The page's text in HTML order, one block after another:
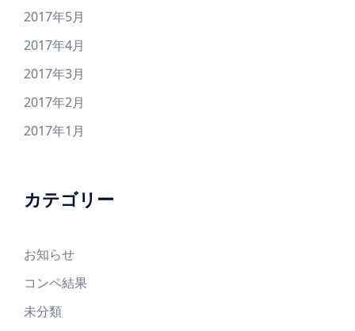
2017年5月
2017年4月
2017年3月
2017年2月
2017年1月
カテゴリー
お知らせ
コンペ結果
未分類